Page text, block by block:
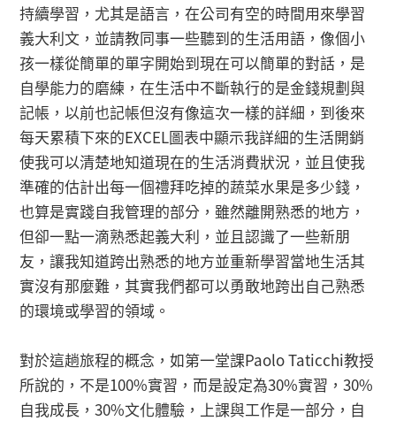
持續學習，尤其是語言，在公司有空的時間用來學習
義大利文，並請教同事一些聽到的生活用語，像個小
孩一樣從簡單的單字開始到現在可以簡單的對話，是
自學能力的磨練，在生活中不斷執行的是金錢規劃與
記帳，以前也記帳但沒有像這次一樣的詳細，到後來
每天累積下來的EXCEL圖表中顯示我詳細的生活開銷
使我可以清楚地知道現在的生活消費狀況，並且使我
準確的估計出每一個禮拜吃掉的蔬菜水果是多少錢，
也算是實踐自我管理的部分，雖然離開熟悉的地方，
但卻一點一滴熟悉起義大利，並且認識了一些新朋
友，讓我知道跨出熟悉的地方並重新學習當地生活其
實沒有那麼難，其實我們都可以勇敢地跨出自己熟悉
的環境或學習的領域。
對於這趟旅程的概念，如第一堂課Paolo Taticchi教授
所說的，不是100%實習，而是設定為30%實習，30%
自我成長，30%文化體驗，上課與工作是一部分，自